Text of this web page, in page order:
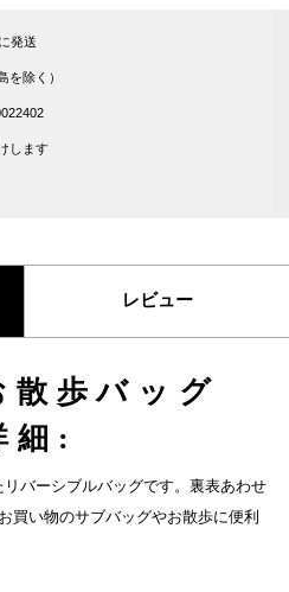
発送
を除く）
します
レビュー
散歩バッグ
細:
バーシブルバッグです。裏表あわせ
買い物のサブバッグやお散歩に便利